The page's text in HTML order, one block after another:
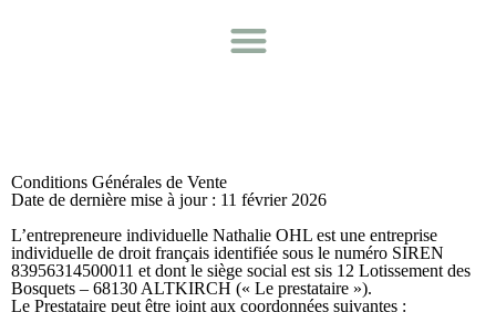
Conditions Générales de Vente
Date de dernière mise à jour : 11 février 2026
L’entrepreneure individuelle Nathalie OHL est une entreprise
individuelle de droit français identifiée sous le numéro SIREN
83956314500011 et dont le siège social est sis 12 Lotissement des
Bosquets – 68130 ALTKIRCH (« Le prestataire »).
Le Prestataire peut être joint aux coordonnées suivantes :